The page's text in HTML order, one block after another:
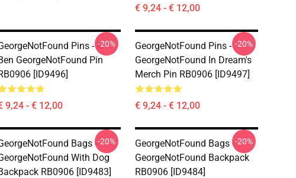
€ 9,24 - € 12,00
Pins - Ik
GeorgeNotFound Pin
[ID9496]
9,24 - € 12,00
-20%
GeorgeNotFound Pins -
GeorgeNotFound In Dream's
Merch Pin RB0906 [ID9497]
€ 9,24 - € 12,00
-20%
Bags -
With Dog
RB0906 [ID9483]
-20%
GeorgeNotFound Bags -
GeorgeNotFound Backpack
RB0906 [ID9484]
-20%